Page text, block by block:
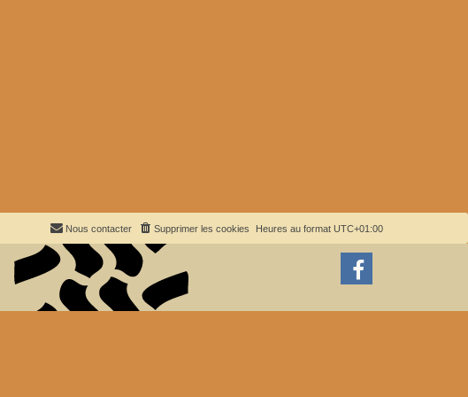
Heures au format UTC+01:00
Supprimer les cookies
Nous contacter